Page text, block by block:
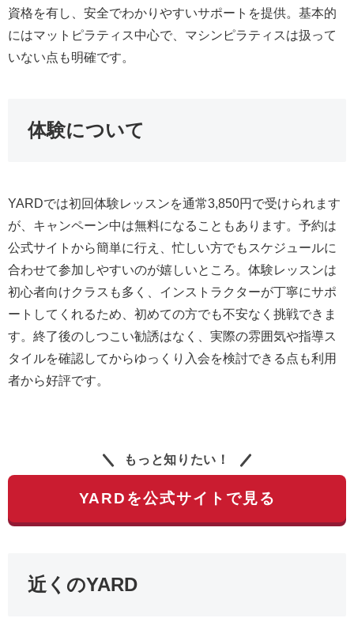
資格を有し、安全でわかりやすいサポートを提供。基本的
にはマットピラティス中心で、マシンピラティスは扱って
いない点も明確です。
体験について
YARDでは初回体験レッスンを通常3,850円で受けられます
が、キャンペーン中は無料になることもあります。予約は
公式サイトから簡単に行え、忙しい方でもスケジュールに
合わせて参加しやすいのが嬉しいところ。体験レッスンは
初心者向けクラスも多く、インストラクターが丁寧にサポ
ートしてくれるため、初めての方でも不安なく挑戦できま
す。終了後のしつこい勧誘はなく、実際の雰囲気や指導ス
タイルを確認してからゆっくり入会を検討できる点も利用
者から好評です。
もっと知りたい！
YARDを公式サイトで見る
近くのYARD